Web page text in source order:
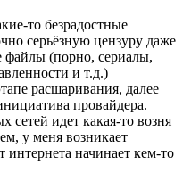
то безрадостные
серьёзную цензуру даже
файлы (порно, сериалы,
и т.д.)
расшаривания, далее
провайдера.
сетей идет какая-то возня
у меня возникает
интернета начинает кем-то